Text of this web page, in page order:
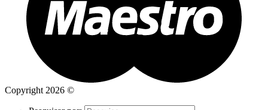
Copyright 2026 ©